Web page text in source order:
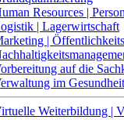
Resources |
| Lagerwirtschaft
|
auf die
im
Weiterbildung |